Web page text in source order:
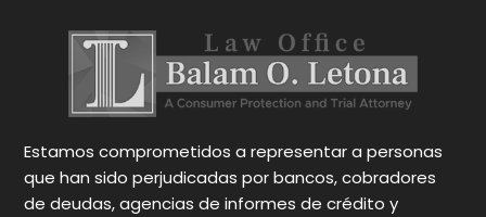
Estamos comprometidos a representar a personas
que han sido perjudicadas por bancos, cobradores
de deudas, agencias de informes de crédito y